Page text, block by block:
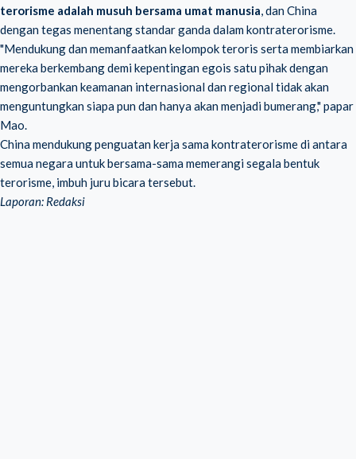
terorisme adalah musuh bersama umat manusia, dan China
dengan tegas menentang standar ganda dalam kontraterorisme.
"Mendukung dan memanfaatkan kelompok teroris serta membiarkan
mereka berkembang demi kepentingan egois satu pihak dengan
mengorbankan keamanan internasional dan regional tidak akan
menguntungkan siapa pun dan hanya akan menjadi bumerang," papar
Mao.
China mendukung penguatan kerja sama kontraterorisme di antara
semua negara untuk bersama-sama memerangi segala bentuk
terorisme, imbuh juru bicara tersebut.
Laporan: Redaksi